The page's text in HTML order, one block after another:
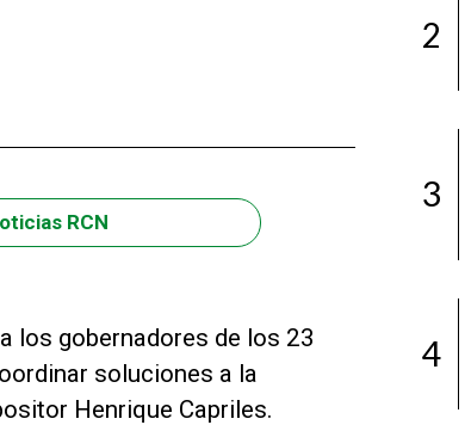
RCN
los gobernadores de los 23
soluciones a la
Henrique Capriles.
2
3
4